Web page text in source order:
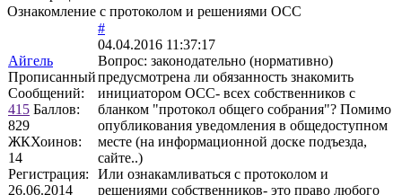
Ознакомление с протоколом и решениями ОСС
Айгель
Прописанный
Сообщений:
415 Баллов:
829
ЖКХоинов:
14
Регистрация:
26.06.2014
#
04.04.2016 11:37:17
Вопрос: законодательно (нормативно)
предусмотрена ли обязанность знакомить
инициатором ОСС- всех собственников с
бланком "протокол общего собрания"? Помимо
опубликования уведомления в общедоступном
месте (на информационной доске подъезда,
сайте..)
Или ознакамливаться с протоколом и
решениями собственников- это право любого